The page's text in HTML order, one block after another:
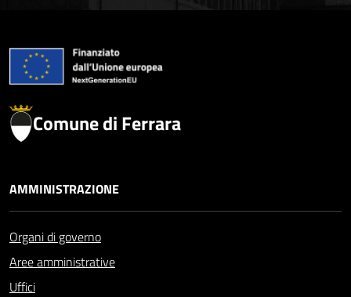
Comune di Ferrara
AMMINISTRAZIONE
Organi di governo
Aree amministrative
Uffici